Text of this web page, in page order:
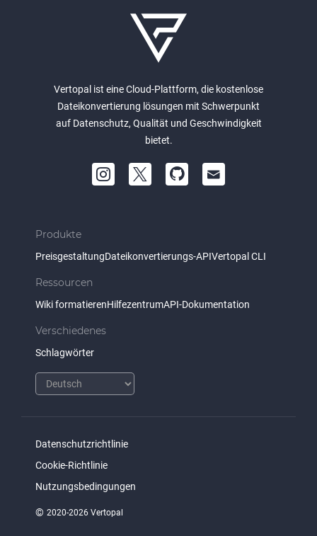
Vertopal ist eine Cloud-Plattform, die kostenlose
Dateikonvertierung lösungen mit Schwerpunkt
auf Datenschutz, Qualität und Geschwindigkeit
bietet.
Produkte
PreisgestaltungDateikonvertierungs-APIVertopal CLI
Ressourcen
Wiki formatierenHilfezentrumAPI-Dokumentation
Verschiedenes
Schlagwörter
Datenschutzrichtlinie
Cookie-Richtlinie
Nutzungsbedingungen
© 2020-2026 Vertopal